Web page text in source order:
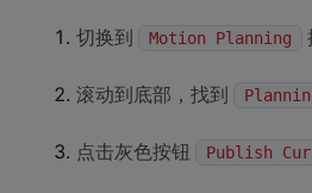
切换到 Motion Planning
滚动到底部，找到
点击灰色按钮 Publish